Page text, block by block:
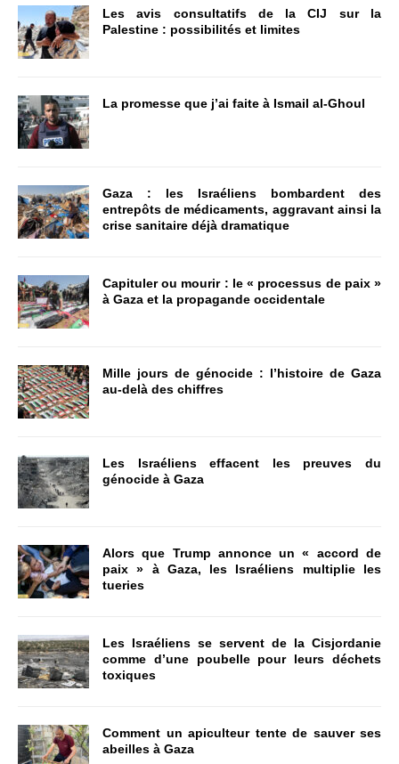
Les avis consultatifs de la CIJ sur la
Palestine : possibilités et limites
La promesse que j’ai faite à Ismail al-Ghoul
Gaza : les Israéliens bombardent des
entrepôts de médicaments, aggravant ainsi la
crise sanitaire déjà dramatique
Capituler ou mourir : le « processus de paix »
à Gaza et la propagande occidentale
Mille jours de génocide : l’histoire de Gaza
au-delà des chiffres
Les Israéliens effacent les preuves du
génocide à Gaza
Alors que Trump annonce un « accord de
paix » à Gaza, les Israéliens multiplie les
tueries
Les Israéliens se servent de la Cisjordanie
comme d’une poubelle pour leurs déchets
toxiques
Comment un apiculteur tente de sauver ses
abeilles à Gaza